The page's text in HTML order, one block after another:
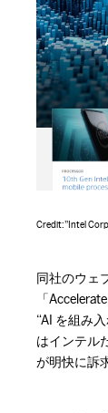
Credit:”Intel
同社のウェ
「
“AI を組み
はインテル
が明快に訴